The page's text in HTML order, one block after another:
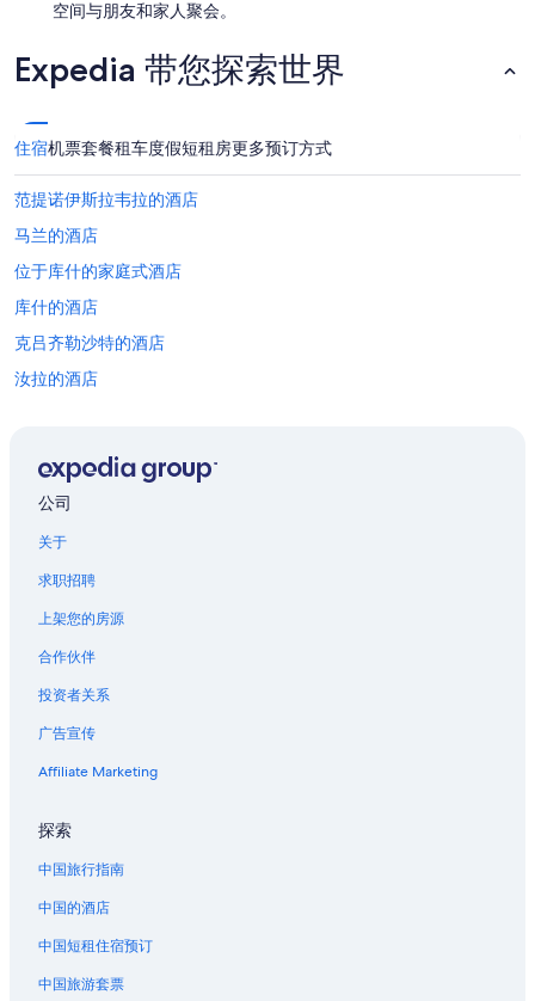
空间与朋友和家人聚会。
Expedia 带您探索世界
住宿机票套餐租车度假短租房更多预订方式
范提诺伊斯拉韦拉的酒店
马兰的酒店
位于库什的家庭式酒店
库什的酒店
克吕齐勒沙特的酒店
汝拉的酒店
圣玛丽拉布朗克的酒店
夏布利的酒店
拉康克的酒店
圣迪迪耶的酒店
隆勒索涅的酒店
隆维克的酒店
蒙雷瑟尔的酒店
博姆莱达梅的酒店
塞纳-马恩省河畔圣马尔克的酒店
韦尔芒通的酒店
科朗的酒店
昂西勒利布勒的酒店
公司
关于
求职招聘
上架您的房源
合作伙伴
投资者关系
广告宣传
Affiliate Marketing
探索
中国旅行指南
中国的酒店
中国短租住宿预订
中国旅游套票